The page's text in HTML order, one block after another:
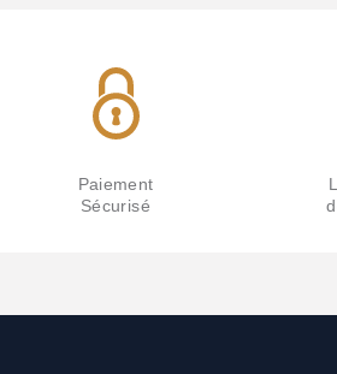
Paiement
Sécurisé